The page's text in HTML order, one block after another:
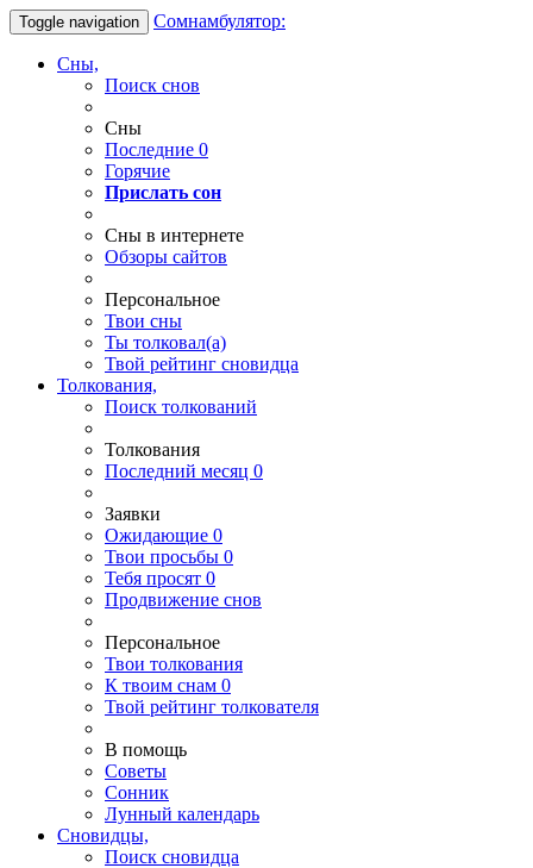
Toggle navigation Сомнамбулятор:
Сны,
Поиск снов
Сны
Последние 0
Горячие
Прислать сон
Сны в интернете
Обзоры сайтов
Персональное
Твои сны
Ты толковал(а)
Твой рейтинг сновидца
Толкования,
Поиск толкований
Толкования
Последний месяц 0
Заявки
Ожидающие 0
Твои просьбы 0
Тебя просят 0
Продвижение снов
Персональное
Твои толкования
К твоим снам 0
Твой рейтинг толкователя
В помощь
Советы
Сонник
Лунный календарь
Сновидцы,
Поиск сновидца